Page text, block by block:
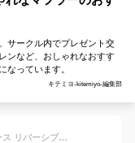
サークル内でプレゼント交
ンなど、おしゃれなおすす
なっています。
キテミヨ-kitemiyo-編集部
ラルフローレン マフラー メンズ レディース リバーシブル 無地 冬 プレゼント ストール ウール ポロ ポロラルフローレン ギフト プレゼント 男性 女性 POLO RALPH LAUREN Scarf PC0455 クリスマス クリスマスプレゼント メール便送料無料 [M便 1/1]